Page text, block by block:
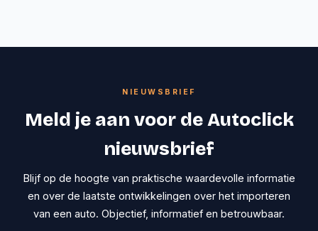
NIEUWSBRIEF
Meld je aan voor de Autoclick
nieuwsbrief
Blijf op de hoogte van praktische waardevolle informatie
en over de laatste ontwikkelingen over het importeren
van een auto. Objectief, informatief en betrouwbaar.